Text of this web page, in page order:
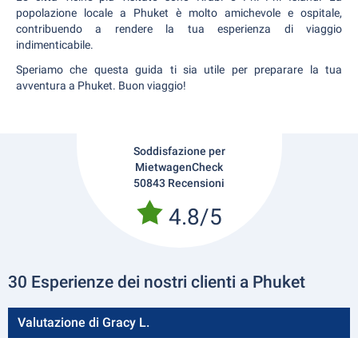
popolazione locale a Phuket è molto amichevole e ospitale,
contribuendo a rendere la tua esperienza di viaggio
indimenticabile.
Speriamo che questa guida ti sia utile per preparare la tua
avventura a Phuket. Buon viaggio!
Soddisfazione per
MietwagenCheck
50843 Recensioni
4.8/5
30 Esperienze dei nostri clienti a Phuket
Valutazione di Gracy L.